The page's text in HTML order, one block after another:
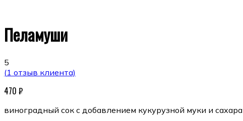
Пеламуши
5
(1 отзыв клиента)
470 ₽
виноградный сок с добавлением кукурузной муки и сахара